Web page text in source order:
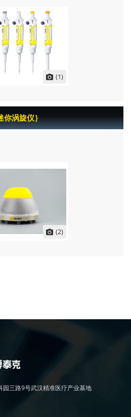
(1)
涡旋仪｝
(2)
三路9号武汉精准医疗产业基地